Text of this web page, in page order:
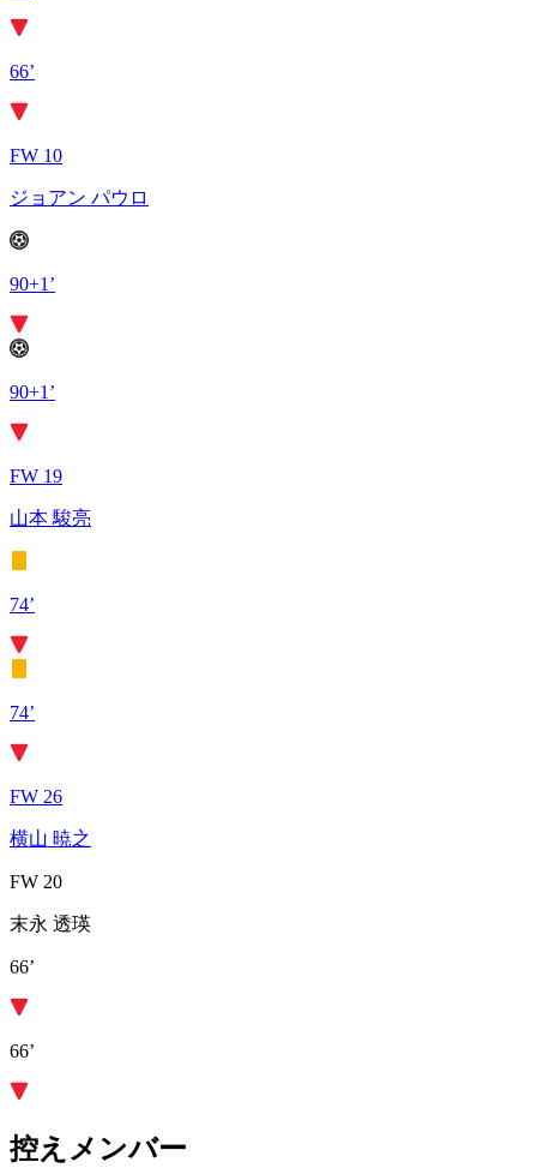
66’
FW 10
ジョアン パウロ
90+1’
90+1’
FW 19
山本 駿亮
74’
74’
FW 26
横山 暁之
FW 20
末永 透瑛
66’
66’
控えメンバー